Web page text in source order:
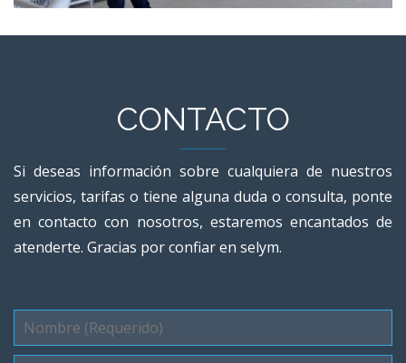
Comunidades y Garajes 3
CONTACTO
Si deseas información sobre cualquiera de nuestros
servicios, tarifas o tiene alguna duda o consulta, ponte
en contacto con nosotros, estaremos encantados de
atenderte. Gracias por confiar en selym.